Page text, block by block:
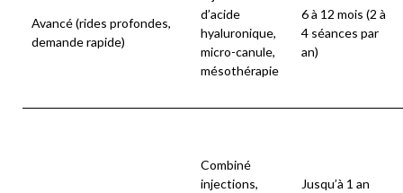
Avancé (rides profondes,
demande rapide)
d’acide
hyaluronique,
micro-canule,
mésothérapie
6 à 12 mois (2 à
4 séances par
an)
Combiné
injections,
Jusqu’à 1 an